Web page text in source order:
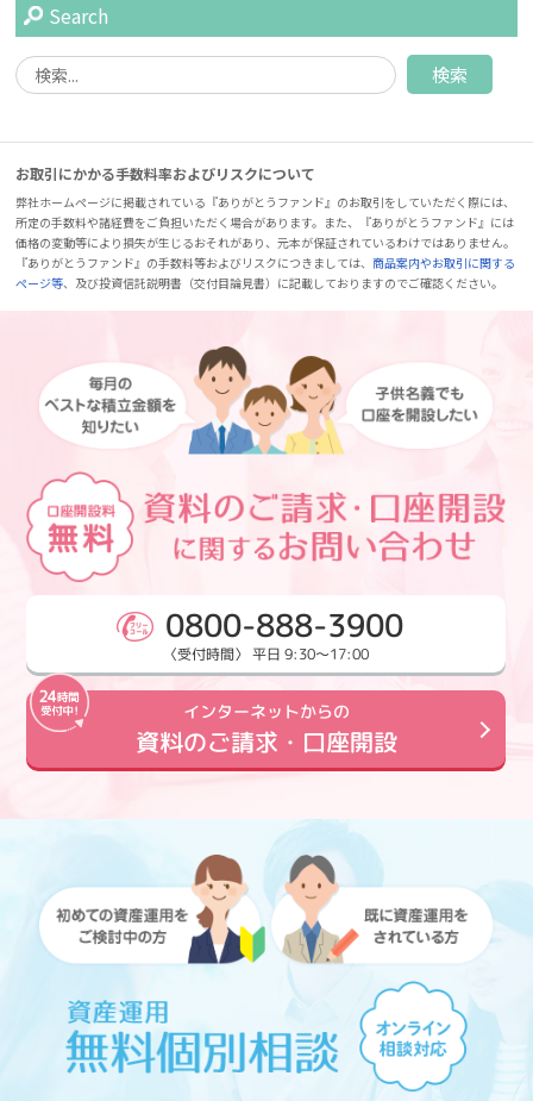
Search
お取引にかかる手数料率およびリスクについて
弊社ホームページに掲載されている『ありがとうファンド』のお取引をしていただく際には、
所定の手数料や諸経費をご負担いただく場合があります。また、『ありがとうファンド』には
価格の変動等により損失が生じるおそれがあり、元本が保証されているわけではありません。
『ありがとうファンド』の手数料等およびリスクにつきましては、商品案内やお取引に関する
ページ等、及び投資信託説明書（交付目論見書）に記載しておりますのでご確認ください。
0800-888-3900
〈受付時間〉 平日 9:30～17:00
インターネットからの
資料のご請求・口座開設